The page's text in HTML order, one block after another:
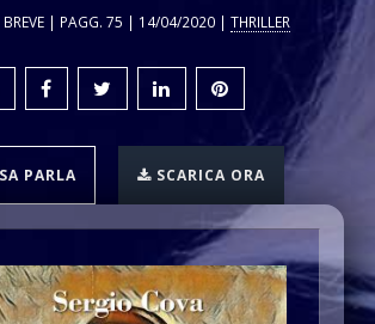
BREVE | PAGG. 75 | 14/04/2020 | THRILLER
PARLA SCARICA ORA